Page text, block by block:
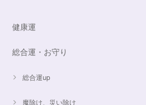
健康運
総合運・お守り
総合運up
魔除け、災い除け